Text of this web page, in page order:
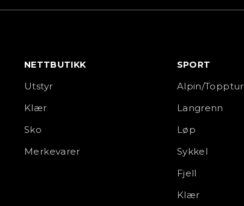
NETTBUTIKK
Utstyr
Klær
Sko
Merkevarer
SPORT
Alpin/Topptur
Langrenn
Løp
Sykkel
Fjell
Klær